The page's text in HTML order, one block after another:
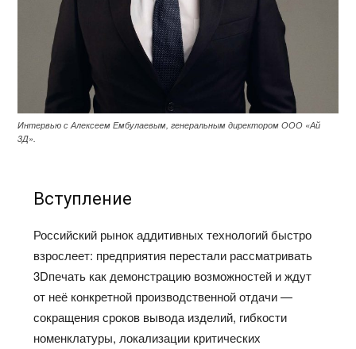
Интервью с Алексеем Ембулаевым, генеральным директором ООО «Ай
3Д».
Вступление
Российский рынок аддитивных технологий быстро
взрослеет: предприятия перестали рассматривать
3Dпечать как демонстрацию возможностей и ждут
от неё конкретной производственной отдачи —
сокращения сроков вывода изделий, гибкости
номенклатуры, локализации критических